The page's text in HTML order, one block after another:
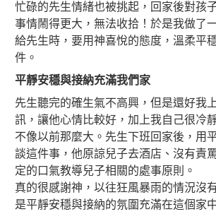
忙碌的先生情緒也被挑起，回家後對孩
事情鬧得更大，無法收拾！於是我做了
給先生時，要用神喜悅的態度，溫柔平
件。
平靜安穩與接納充滿我們家
先生聽完的確生氣不高興，但是還好我
訊，讓他心情比較好，加上我自己很冷
不像以前那麼大。先生下班回家後，用
談這件事，他原諒兒子去酒店、沒有責
定的口氣教導兒子相關的處事原則。
真的很感謝神，以往狂風暴雨的情況沒
是平靜安穩與接納的氛圍充滿在這個家